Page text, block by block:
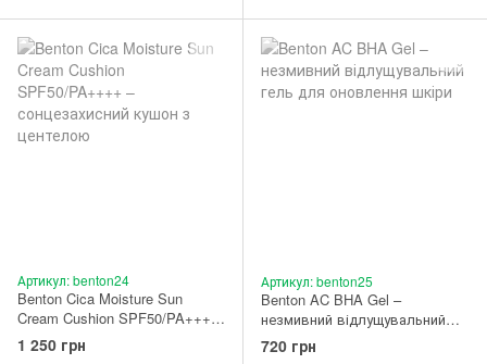
Артикул: benton24
Benton Cica Moisture Sun
Cream Cushion SPF50/PA++++
– сонцезахисний кушон з
центелою 15 г
1 250 грн
Артикул: benton25
Benton AC BHA Gel –
незмивний відлущувальний
гель для оновлення шкіри 100
мл
720 грн